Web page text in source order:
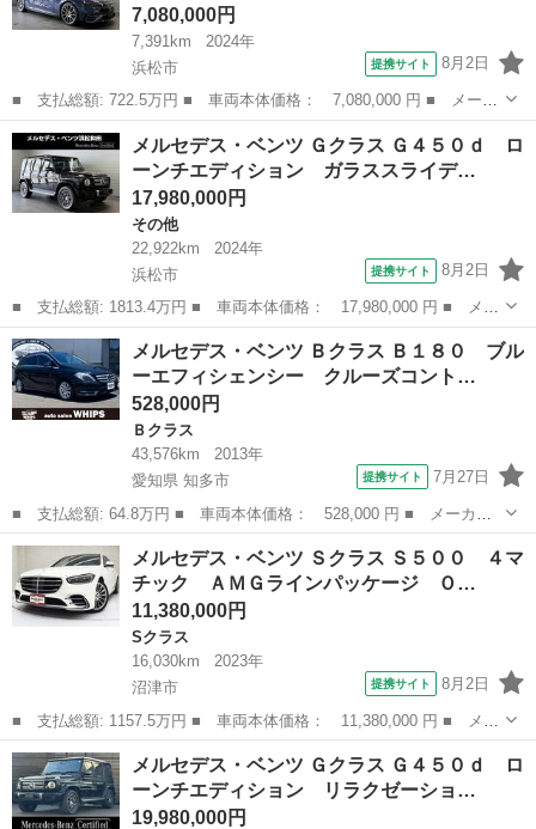
7,080,000円
7,391km
2024年
浜松市
提携サイト 8月2日
■ 支払総額: 722.5万円 ■ 車両本体価格： 7,080,000 円 ■ メーカ
ー名： メルセデス・ベンツ ■ 車種名： ＥＱＳ ■ グレード
名： ＥＱＳ４５０＋ ＡＭＧラインパッケージ 左ハンドル エク
スクルーシブ...
静岡 浜松市 ベンツ（メルセデス）
メルセデス・ベンツ Ｇクラス Ｇ４５０ｄ ロ
ーンチエディション ガラススライデ…
17,980,000円
その他
22,922km
2024年
浜松市
提携サイト 8月2日
■ 支払総額: 1813.4万円 ■ 車両本体価格： 17,980,000 円 ■ メー
カー名： メルセデス・ベンツ ■ 車種名： Ｇクラス ■ グレード
名： Ｇ４５０ｄ ローンチエディション ガラススライディングル
ーフ ...
静岡 浜松市
メルセデス・ベンツ Ｂクラス Ｂ１８０ ブル
ーエフィシェンシー クルーズコント…
528,000円
Ｂクラス
43,576km
2013年
愛知県 知多市
提携サイト 7月27日
■ 支払総額: 64.8万円 ■ 車両本体価格： 528,000 円 ■ メーカー
名： メルセデス・ベンツ ■ 車種名： Ｂクラス ■ グレード
名： Ｂ１８０ ブルーエフィシェンシー クルーズコントロール
純正アルミホイー...
愛知 知多市 Ｂクラス
メルセデス・ベンツ Ｓクラス Ｓ５００ ４マ
チック ＡＭＧラインパッケージ Ｏ…
11,380,000円
Sクラス
16,030km
2023年
沼津市
提携サイト 8月2日
■ 支払総額: 1157.5万円 ■ 車両本体価格： 11,380,000 円 ■ メー
カー名： メルセデス・ベンツ ■ 車種名： Ｓクラス ■ グレード
名： Ｓ５００ ４マチック ＡＭＧラインパッケージ ＯＰ３１
４ レザ...
静岡 沼津市 Sクラス
メルセデス・ベンツ Ｇクラス Ｇ４５０ｄ ロ
ーンチエディション リラクゼーショ…
19,980,000円